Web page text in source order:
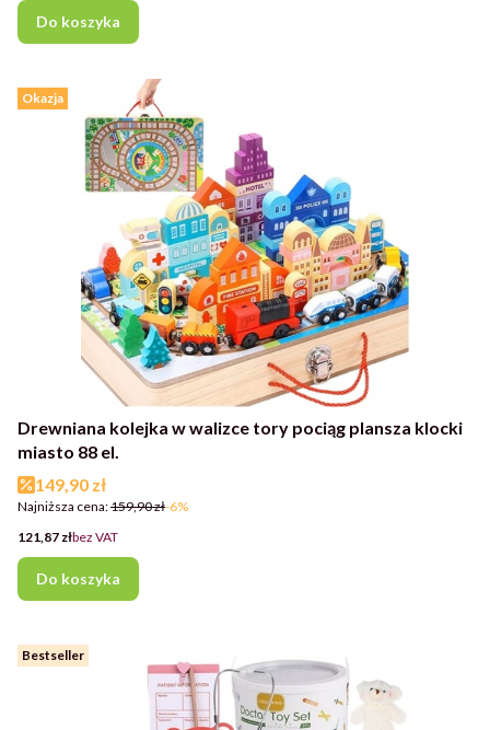
Do koszyka
Okazja
Drewniana kolejka w walizce tory pociąg plansza klocki
miasto 88 el.
Cena promocyjna
149,90 zł
Najniższa cena:159,90 zł-6%
Cena
121,87 złbez VAT
Do koszyka
Bestseller